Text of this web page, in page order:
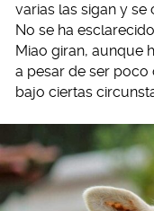
varias las sigan y
No se ha
Miao giran, aunque
a pesar de ser
bajo ciertas